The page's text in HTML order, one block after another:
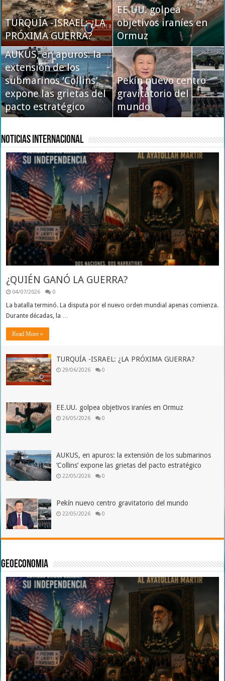
TURQUÍA -ISRAEL: ¿LA
PRÓXIMA GUERRA?
EE.UU. golpea
objetivos iraníes en
Ormuz
AUKUS, en apuros: la
extensión de los
submarinos ‘Collins’
expone las grietas del
pacto estratégico
Pekín nuevo centro
gravitatorio del
mundo
autopista secreta que
mantiene vivo al eje
Moscú-Teherán
COREOGRAFÍA
DIPLOMÁTICA
Ormuz: tregua rota
EE.UU. reevalúa su
postura sobre
Malvinas
Noticias Internacional
¿QUIÉN GANÓ LA GUERRA?
04/07/2026 0
La batalla terminó. La disputa por el nuevo orden mundial apenas comienza.
Durante décadas, la …
Read More »
TURQUÍA -ISRAEL: ¿LA PRÓXIMA GUERRA?
29/06/2026 0
EE.UU. golpea objetivos iraníes en Ormuz
26/05/2026 0
AUKUS, en apuros: la extensión de los submarinos
‘Collins’ expone las grietas del pacto estratégico
22/05/2026 0
Pekín nuevo centro gravitatorio del mundo
22/05/2026 0
Geoeconomia